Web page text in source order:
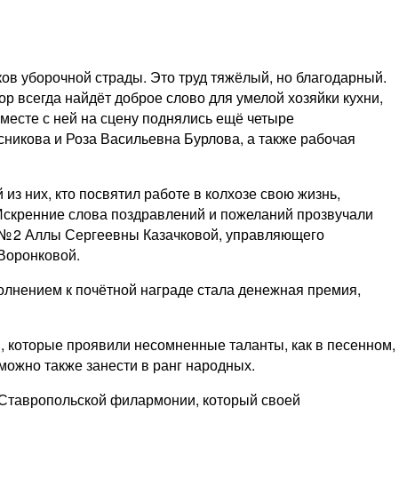
уборочной страды. Это труд тяжёлый, но благодарный.
найдёт доброе слово для умелой хозяйки кухни,
с ней на сцену поднялись ещё четыре
и Роза Васильевна Бурлова, а также рабочая
них, кто посвятил работе в колхозе свою жизнь,
слова поздравлений и пожеланий прозвучали
2 Аллы Сергеевны Казачковой, управляющего
к почётной награде стала денежная премия,
которые проявили несомненные таланты, как в песенном,
также занести в ранг народных.
филармонии, который своей